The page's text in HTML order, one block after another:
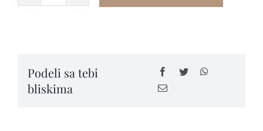
quantity
Podeli sa tebi
bliskima